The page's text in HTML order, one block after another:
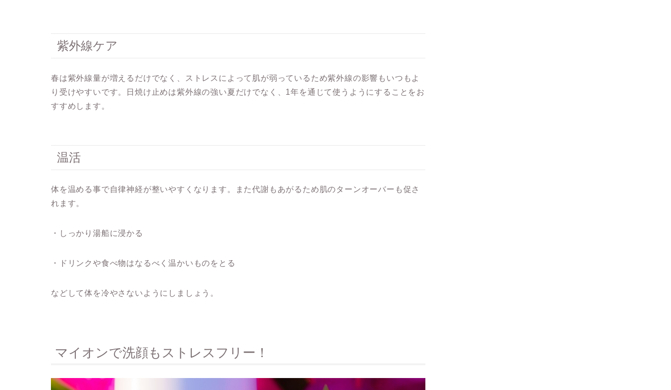
紫外線ケア
春は紫外線量が増えるだけでなく、ストレスによって肌が弱っているため紫外線の影響もいつもよ
り受けやすいです。日焼け止めは紫外線の強い夏だけでなく、1年を通じて使うようにすることをお
すすめします。
温活
体を温める事で自律神経が整いやすくなります。また代謝もあがるため肌のターンオーバーも促さ
れます。
・しっかり湯船に浸かる
・ドリンクや食べ物はなるべく温かいものをとる
などして体を冷やさないようにしましょう。
マイオンで洗顔もストレスフリー！